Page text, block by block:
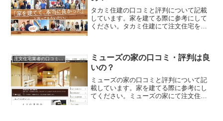
タカミ住建の口コミと評判について記載
しています。家を建てる際に参考にして
ください。タカミ住建にて注文住宅を実
注文住宅業者の口コミと評判、体験談
ミューズの家の口コミ・評判は良
いの？
ミューズの家の口コミと評判について記
載しています。家を建てる際に参考にし
てください。ミューズの家にて注文住宅